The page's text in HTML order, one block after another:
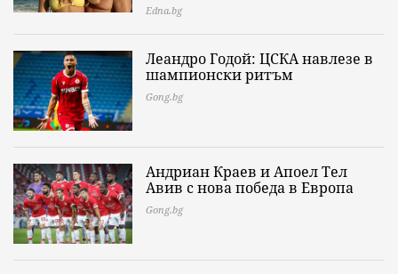
Edna.bg
Леандро Годой: ЦСКА навлезе в
шампионски ритъм
Gong.bg
Андриан Краев и Апоел Тел
Авив с нова победа в Европа
Gong.bg